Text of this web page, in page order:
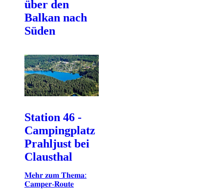
über den
Balkan nach
Süden
Station 46 -
Campingplatz
Prahljust bei
Clausthal
𝐌𝐞𝐡𝐫 𝐳𝐮𝐦 𝐓𝐡𝐞𝐦𝐚:
𝐂𝐚𝐦𝐩𝐞𝐫-𝐑𝐨𝐮𝐭𝐞